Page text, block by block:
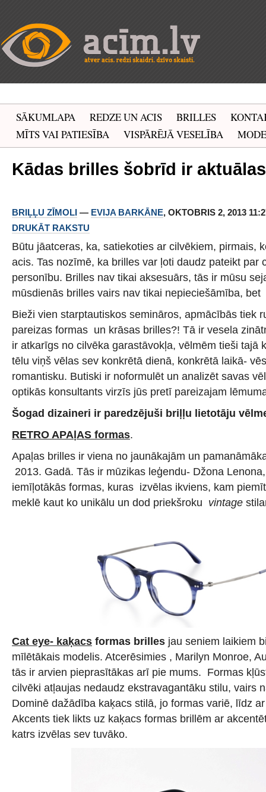
SĀKUMLAPA REDZE UN ACIS BRILLES
MĪTS VAI PATIESĪBA
VISPĀRĒJĀ VESELĪBA MODE
Kādas brilles šobrīd ir
BRIĻĻU ZĪMOLI — EVIJA BARKĀNE, OKTOBRIS 2, 2013
DRUKĀT RAKSTU
Būtu jāatceras, ka, satiekoties ar cilvēkiem, pirmais,
acis. Tas nozīmē, ka brilles var ļoti daudz pateikt par
personību. Brilles nav tikai aksesuārs, tās ir mūsu
mūsdienās brilles vairs nav tikai nepieciešāmība,
Bieži vien starptautiskos semināros, apmācībās tiek
pareizas formas un krāsas brilles?! Tā ir vesela
ir atkarīgs no cilvēka garastāvokļa, vēlmēm tieši tajā
tēlu viņš vēlas sev konkrētā dienā, konkrētā laikā-
romantisku. Butiski ir noformulēt un analizēt savas
optikās konsultants virzīs jūs pretī pareizajam
Šogad dizaineri ir paredzējuši briļļu lietotāju
RETRO APAļAS formas.
Apaļas brilles ir viena no jaunākajām un
2013. Gadā. Tās ir mūzikas leģendu- Džona
iemīļotākās formas, kuras izvēlas ikviens, kam
meklē kaut ko unikālu un dod priekšroku vintage
Cat eye- kaķacs formas brilles jau seniem laikiem
mīlētākais modelis. Atcerēsimies , Marilyn Monroe,
tās ir arvien pieprasītākas arī pie mums. Formas
cilvēki atļaujas nedaudz ekstravagantāku stilu, vairs
Dominē dažādība kaķacs stilā, jo formas variē, līdz
Akcents tiek likts uz kaķacs formas brillēm ar
katrs izvēlas sev tuvāko.